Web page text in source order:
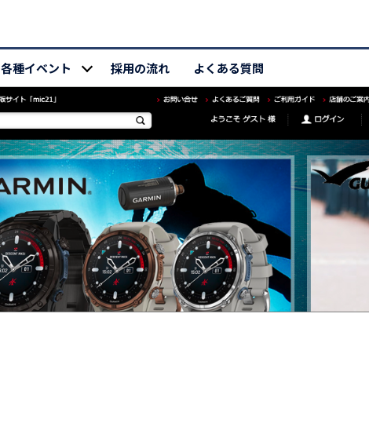
各種イベント 採用の流れ よくある質問